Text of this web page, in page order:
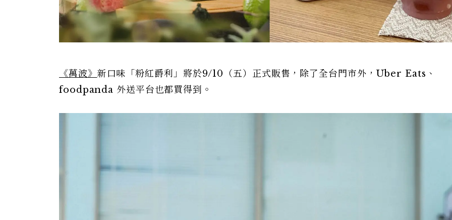
《萬波》 新口味「粉紅爵利」將於9/10（五）正式販售，除了全台門市外，Uber Eats、
foodpanda 外送平台也都買得到。